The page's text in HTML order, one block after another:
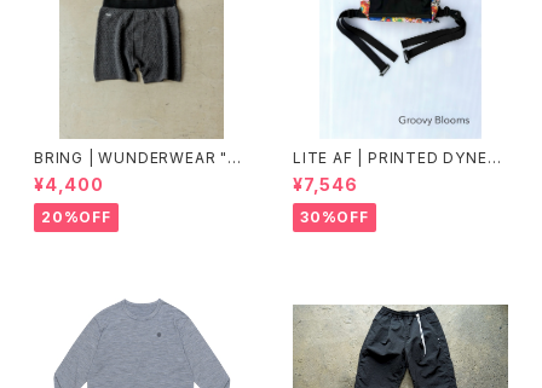
BRING | WUNDERWEAR "O
NE" 50/50
¥4,400
20%OFF
LITE AF | PRINTED DYNEE
MA FEATHER WEIGHT FAN
NY PACK
¥7,546
30%OFF